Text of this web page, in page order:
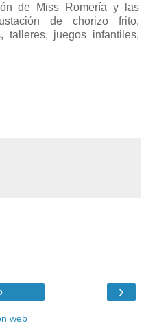
de Miss Romería y las
de chorizo frito,
talleres, juegos infantiles,
›
web